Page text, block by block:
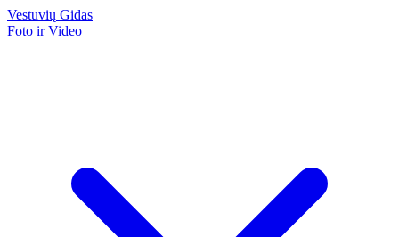
Vestuvių Gidas
Foto ir Video